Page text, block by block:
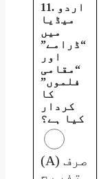
11. اردو
میڈیا
میں
“ڈرامے”
اور
“مقامی
فلموں”
کا
کردار
کیا ہے؟
(A) صرف
تفریح